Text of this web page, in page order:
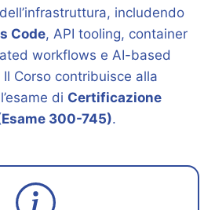
includendo
Code, API tooling, container
workflows e AI-based
Corso contribuisce alla
di Certificazione
300-745).